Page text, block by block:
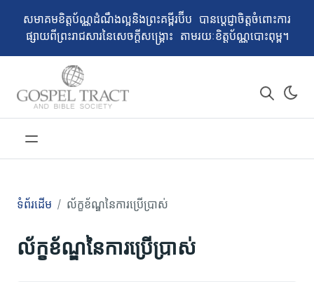
សមាគម​ខិត្តប័ណ្ណដំណឹងល្អនិងព្រះគម្ពីរប៊ីប បានប្ដេជ្ញាចិត្តចំពោះការ
ផ្សាយពីព្រះរាជសារនៃសេចក្ដីសង្គ្រោះ តាមរយៈខិត្តប័ណ្ណបោះពុម្ព។
ទំព័រដើម ល័ក្ខខ័ណ្ឌនៃការប្រើប្រាស់
ល័ក្ខខ័ណ្ឌនៃការប្រើប្រាស់